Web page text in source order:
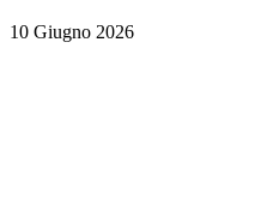
10 Giugno 2026